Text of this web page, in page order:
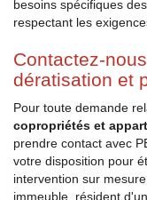
besoins spécifiques
respectant les
Contactez-
dératisation et
Pour toute demande
copropriétés et
prendre contact avec
votre disposition pour
intervention sur
immeuble, résident